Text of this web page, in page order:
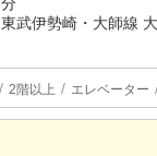
東武伊勢崎・大師線
2階以上 エレベーター